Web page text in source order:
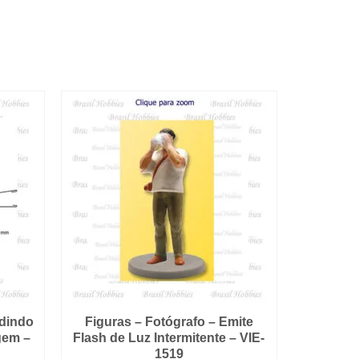
–
Figuras – Fotógrafo – Emite
Flash de Luz Intermitente – VIE-
1519